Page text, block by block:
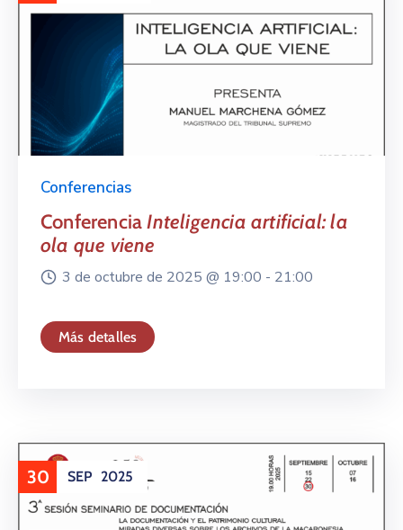
Conferencias
ConferenciaInteligencia artificial: la
ola que viene
3 de octubre de 2025 @ 19:00 - 21:00
Más detalles
30 SEP 2025